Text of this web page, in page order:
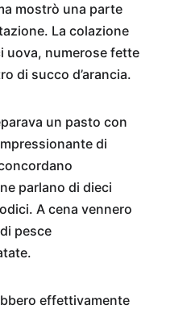
mostrò una parte
La colazione
uova, numerose fette
di succo d’arancia.
un pasto con
di
parlano di dieci
A cena vennero
pesce
effettivamente